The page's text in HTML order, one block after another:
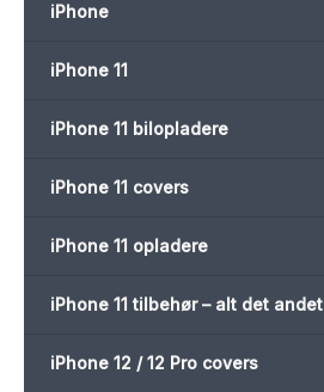
iPhone
iPhone 11
iPhone 11 bilopladere
iPhone 11 covers
iPhone 11 opladere
iPhone 11 tilbehør – alt det andet
iPhone 12 / 12 Pro covers